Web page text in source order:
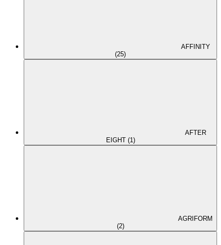
AFFINITY
(25)
AFTER
EIGHT (1)
AGRIFORM
(2)